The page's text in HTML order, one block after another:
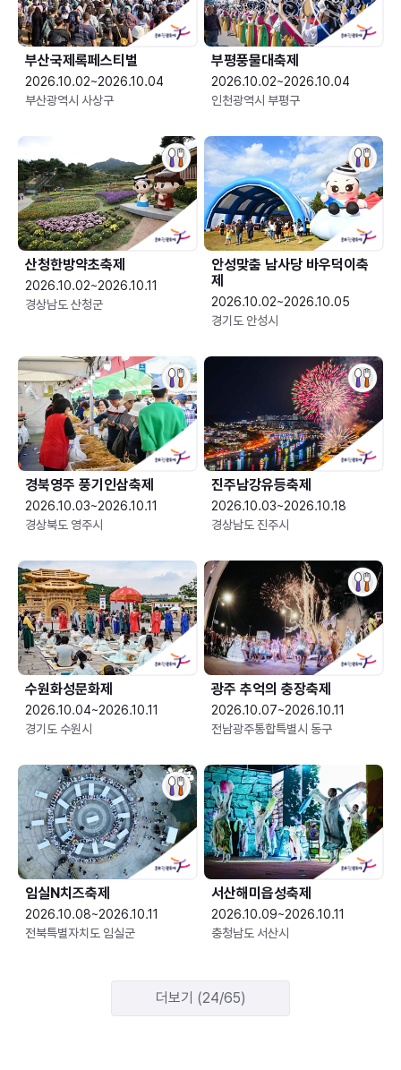
부산국제록페스티벌
2026.10.02~2026.10.04
부산광역시 사상구
부평풍물대축제
2026.10.02~2026.10.04
인천광역시 부평구
산청한방약초축제
2026.10.02~2026.10.11
경상남도 산청군
안성맞춤 남사당 바우덕이축
제
2026.10.02~2026.10.05
경기도 안성시
경북영주 풍기인삼축제
2026.10.03~2026.10.11
경상북도 영주시
진주남강유등축제
2026.10.03~2026.10.18
경상남도 진주시
수원화성문화제
2026.10.04~2026.10.11
경기도 수원시
광주 추억의 충장축제
2026.10.07~2026.10.11
전남광주통합특별시 동구
임실N치즈축제
2026.10.08~2026.10.11
전북특별자치도 임실군
서산해미읍성축제
2026.10.09~2026.10.11
충청남도 서산시
더보기 (24/65)